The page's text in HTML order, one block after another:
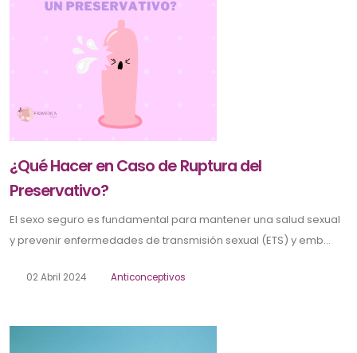
¿Qué Hacer en Caso de Ruptura del
Preservativo?
El sexo seguro es fundamental para mantener una salud sexual
y prevenir enfermedades de transmisión sexual (ETS) y emb...
02 Abril 2024 Anticonceptivos